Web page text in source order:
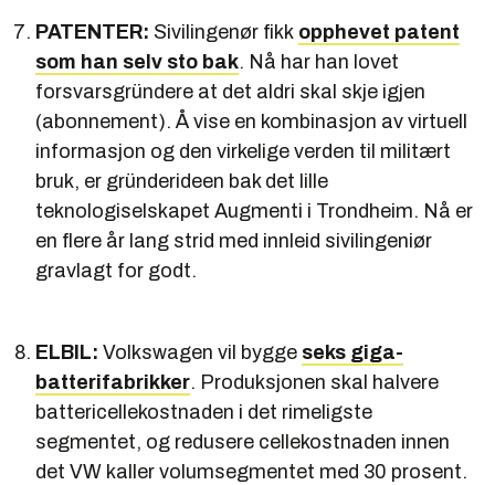
PATENTER: Sivilingenør fikk opphevet patent
som han selv sto bak. Nå har han lovet
forsvarsgründere at det aldri skal skje igjen
(abonnement). Å vise en kombinasjon av virtuell
informasjon og den virkelige verden til militært
bruk, er gründerideen bak det lille
teknologiselskapet Augmenti i Trondheim. Nå er
en flere år lang strid med innleid sivilingeniør
gravlagt for godt.
ELBIL: Volkswagen vil bygge seks giga-
batterifabrikker. Produksjonen skal halvere
battericellekostnaden i det rimeligste
segmentet, og redusere cellekostnaden innen
det VW kaller volumsegmentet med 30 prosent.